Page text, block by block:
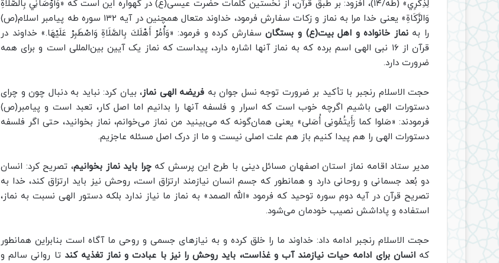
لِذِكْرِي» (طه/۱۴)، افزود: بر طبق قرآن، از نخستین کلمات حضرت عیسی(ع) در گهواره این است که «وَأَوْصَانِي بِالصَّلَاةِ
وَالزَّكَاةِ» یعنی خدا مرا به نماز و زکات سفارش فرمود، خداوند متعال همچنین در آیه ۱۳۲ سوره طه پیامبر اسلام(ص)
را به نماز خانواده و اهل بیت(ع) و بستگانسفارش کرده و فرمود: «وَأْمُرْ أَهْلَكَ بِالصَّلَاةِ وَاصْطَبِرْ عَلَيْهَا.» خداوند در
قرآن از ۱۶ نبی الهی اسم برده که به نماز آنها اشاره دارد، پیداست که نماز یک آیین بین‌المللی است و برای همه
ضرورت دارد.
حجت الاسلام رنجبر با تأکید بر ضرورت توجه نسل جوان به فریضه الهی نماز، بیان کرد: نباید به دنبال چون و چرای
دستورات الهی باشیم اگرچه خوب است که اسرار و فلسفه آنها را بدانیم اما اصل کار، تعبد است و پیامبر(ص)
فرمودند: «صَلوا کما رَأَیتُمُونِی أُصَلی» یعنی همان‌گونه که می‌بینید من نماز می‌خوانم، نماز بخوانید، حتی اگر فلسفه
دستورات الهی را هم پیدا کنیم باز هم علت اصلی نیست و ما از درک اصل مسئله عاجزیم.
مدیر ستاد اقامه نماز استان اصفهان مسائل دینی با طرح این پرسش کهچرا باید نماز بخوانیم، تصریح کرد: انسان
دو بُعد جسمانی و روحانی دارد و همانطور که جسم انسان نیازمند ارتزاق است، روحش نیز باید ارتزاق کند، خدا به
تصریح قرآن در آیه دوم سوره توحید که فرمود «الله الصمد» به نماز ما نیاز ندارد بلکه دستور الهی نسبت به نماز،
استفاده و پاداشش نصیب خودمان می‌شود.
حجت الاسلام رنجبر ادامه داد: خداوند ما را خلق کرده و به نیازهای جسمی و روحی ما آگاه است بنابراین همانطور
کهانسان برای ادامه حیات نیازمند آب و غذاست، باید روحش را نیز با عبادت و نماز تغذیه کندتا روانی سالم و